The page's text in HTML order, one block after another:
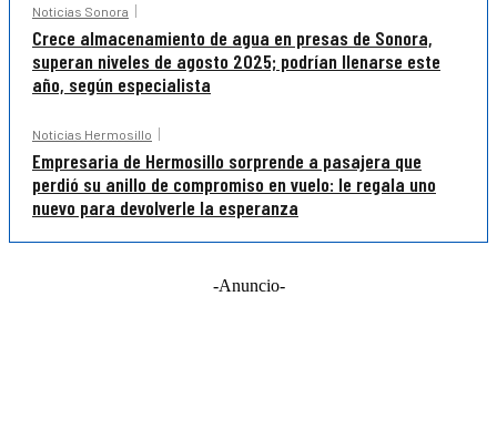
Noticias Sonora
Crece almacenamiento de agua en presas de Sonora,
superan niveles de agosto 2025; podrían llenarse este
año, según especialista
Noticias Hermosillo
Empresaria de Hermosillo sorprende a pasajera que
perdió su anillo de compromiso en vuelo: le regala uno
nuevo para devolverle la esperanza
-Anuncio-